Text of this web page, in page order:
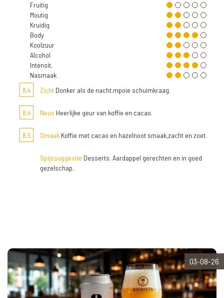
Fruitig
Moutig
Kruidig
Body
Koolzuur
Alcohol
Intensit.
Nasmaak
8,4
Zicht Donker als de nacht.mpoie schuimkraag.
8,4 Neus Heerlijke geur van koffie en cacao.
8,5 Smaak Koffie met cacao en hazelnoot smaak,zacht en zoet.
Spijssuggestie Desserts. Aardappel gerechten en in goed
gezelschap.
03-08-26